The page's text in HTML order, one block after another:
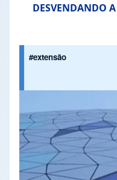
DESVENDANDO
#extensão